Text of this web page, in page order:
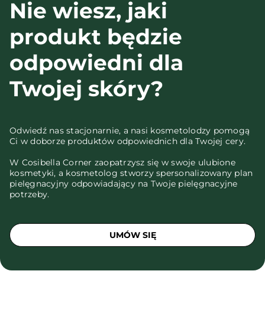
Nie wiesz, jaki
produkt będzie
odpowiedni dla
Twojej skóry?
Odwiedź nas stacjonarnie, a nasi kosmetolodzy pomogą
Ci w doborze produktów odpowiednich dla Twojej cery.
W Cosibella Corner zaopatrzysz się w swoje ulubione
kosmetyki, a kosmetolog stworzy spersonalizowany plan
pielęgnacyjny odpowiadający na Twoje pielęgnacyjne
potrzeby.
UMÓW SIĘ